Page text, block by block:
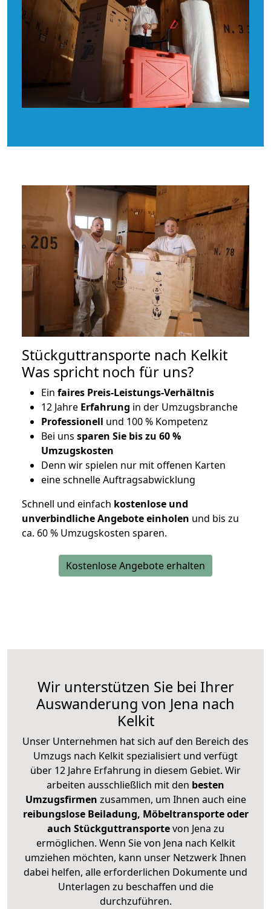
Stückguttransporte nach Kelkit
Was spricht noch für uns?
Ein faires Preis-Leistungs-Verhältnis
12 Jahre Erfahrung in der Umzugsbranche
Professionell und 100 % Kompetenz
Bei uns sparen Sie bis zu 60 %
Umzugskosten
Denn wir spielen nur mit offenen Karten
eine schnelle Auftragsabwicklung
Schnell und einfach kostenlose und
unverbindliche Angebote einholen und bis zu
ca. 60 % Umzugskosten sparen.
Kostenlose Angebote erhalten
Wir unterstützen Sie bei Ihrer
Auswanderung von Jena nach
Kelkit
Unser Unternehmen hat sich auf den Bereich des
Umzugs nach Kelkit spezialisiert und verfügt
über 12 Jahre Erfahrung in diesem Gebiet. Wir
arbeiten ausschließlich mit den besten
Umzugsfirmen zusammen, um Ihnen auch eine
reibungslose Beiladung, Möbeltransporte oder
auch Stückguttransportevon Jena zu
ermöglichen. Wenn Sie von Jena nach Kelkit
umziehen möchten, kann unser Netzwerk Ihnen
dabei helfen, alle erforderlichen Dokumente und
Unterlagen zu beschaffen und die
durchzuführen.